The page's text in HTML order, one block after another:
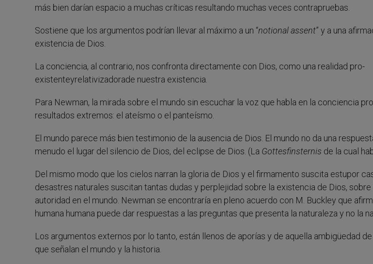
más bien darían espacio a muchas críticas resultando muchas veces contrapruebas.
Sostiene que los argumentos podrían llevar al máximo a un “notional assent” y a una
existencia de Dios.
La conciencia, al contrario, nos confronta directamente con Dios, como una realidad pro-
existenteyrelativizadorade nuestra existencia.
Para Newman, la mirada sobre el mundo sin escuchar la voz que habla en la conciencia
resultados extremos: el ateísmo o el panteísmo.
El mundo parece más bien testimonio de la ausencia de Dios. El mundo no da una
menudo el lugar del silencio de Dios, del eclipse de Dios. (La Gottesfinsternis de la cual
Del mismo modo que los cielos narran la gloria de Dios y el firmamento suscita estupor
desastres naturales suscitan tantas dudas y perplejidad sobre la existencia de Dios,
autoridad en el mundo. Newman se encontraría en pleno acuerdo con M. Buckley que
humana humana puede dar respuestas a las preguntas que presenta la naturaleza y no la
Los argumentos externos por lo tanto, están llenos de aporías y de aquella ambigüedad
que señalan el mundo y la historia.